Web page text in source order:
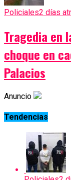
Policiales2 días
Tragedia en
choque en
Palacios
Anuncio
Tendencias